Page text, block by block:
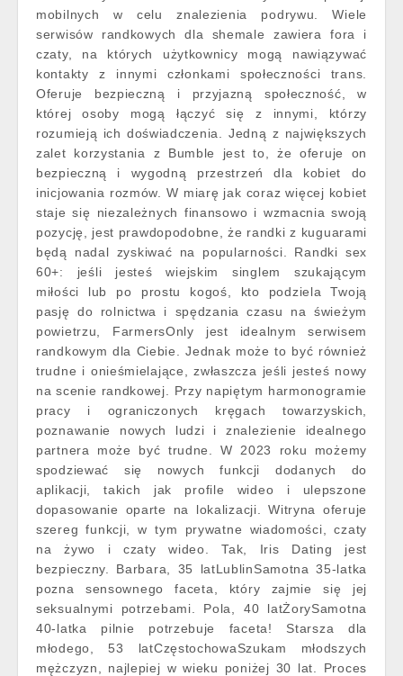
mobilnych w celu znalezienia podrywu. Wiele
serwisów randkowych dla shemale zawiera fora i
czaty, na których użytkownicy mogą nawiązywać
kontakty z innymi członkami społeczności trans.
Oferuje bezpieczną i przyjazną społeczność, w
której osoby mogą łączyć się z innymi, którzy
rozumieją ich doświadczenia. Jedną z największych
zalet korzystania z Bumble jest to, że oferuje on
bezpieczną i wygodną przestrzeń dla kobiet do
inicjowania rozmów. W miarę jak coraz więcej kobiet
staje się niezależnych finansowo i wzmacnia swoją
pozycję, jest prawdopodobne, że randki z kuguarami
będą nadal zyskiwać na popularności. Randki sex
60+: jeśli jesteś wiejskim singlem szukającym
miłości lub po prostu kogoś, kto podziela Twoją
pasję do rolnictwa i spędzania czasu na świeżym
powietrzu, FarmersOnly jest idealnym serwisem
randkowym dla Ciebie. Jednak może to być również
trudne i onieśmielające, zwłaszcza jeśli jesteś nowy
na scenie randkowej. Przy napiętym harmonogramie
pracy i ograniczonych kręgach towarzyskich,
poznawanie nowych ludzi i znalezienie idealnego
partnera może być trudne. W 2023 roku możemy
spodziewać się nowych funkcji dodanych do
aplikacji, takich jak profile wideo i ulepszone
dopasowanie oparte na lokalizacji. Witryna oferuje
szereg funkcji, w tym prywatne wiadomości, czaty
na żywo i czaty wideo. Tak, Iris Dating jest
bezpieczny. Barbara, 35 latLublinSamotna 35-latka
pozna sensownego faceta, który zajmie się jej
seksualnymi potrzebami. Pola, 40 latŻorySamotna
40-latka pilnie potrzebuje faceta! Starsza dla
młodego, 53 latCzęstochowaSzukam młodszych
mężczyzn, najlepiej w wieku poniżej 30 lat. Proces